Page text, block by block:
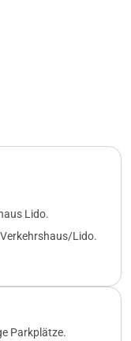
Lido.
Lido.
Parkplätze.